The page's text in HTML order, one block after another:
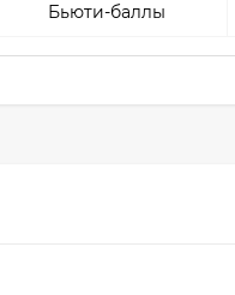
Бьюти-баллы